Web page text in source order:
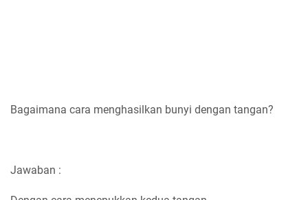
Bagaimana cara menghasilkan bunyi dengan tangan?
Jawaban :